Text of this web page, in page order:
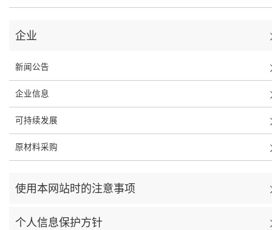
企业
新闻公告
企业信息
可持续发展
原材料采购
使用本网站时的注意事项
个人信息保护方针